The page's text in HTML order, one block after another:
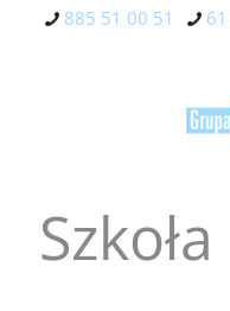
885 51 00 51
Szkoła